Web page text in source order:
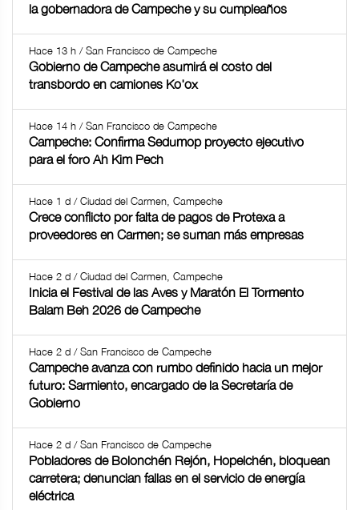
la gobernadora de Campeche y su cumpleaños
Hace 13 h / San Francisco de Campeche
Gobierno de Campeche asumirá el costo del
transbordo en camiones Ko'ox
Hace 14 h / San Francisco de Campeche
Campeche: Confirma Sedumop proyecto ejecutivo
para el foro Ah Kim Pech
Hace 1 d / Ciudad del Carmen, Campeche
Crece conflicto por falta de pagos de Protexa a
proveedores en Carmen; se suman más empresas
Hace 2 d / Ciudad del Carmen, Campeche
Inicia el Festival de las Aves y Maratón El Tormento
Balam Beh 2026 de Campeche
Hace 2 d / San Francisco de Campeche
Campeche avanza con rumbo definido hacia un mejor
futuro: Sarmiento, encargado de la Secretaría de
Gobierno
Hace 2 d / San Francisco de Campeche
Pobladores de Bolonchén Rejón, Hopelchén, bloquean
carretera; denuncian fallas en el servicio de energía
eléctrica